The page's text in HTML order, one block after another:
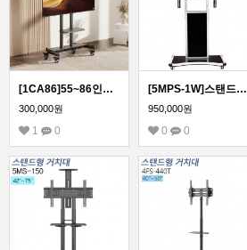
[1CA86]55~86인치/이동형 스탠드 거치대/대형모니터
300,000원
1 0
[5MPS-1W]스탠드형 모니터 거치대 86~98인치 완제품 배송 TV 모니터 호환
950,000원
0 0